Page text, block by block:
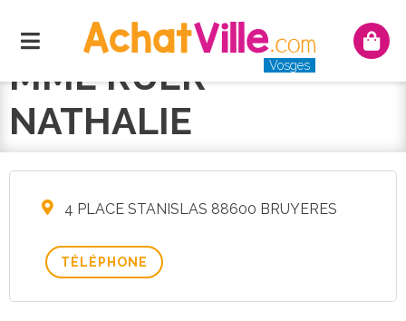
Menu
Vosges
Mon
panier
MME RUER
NATHALIE
4 PLACE STANISLAS 88600 BRUYERES
TÉLÉPHONE